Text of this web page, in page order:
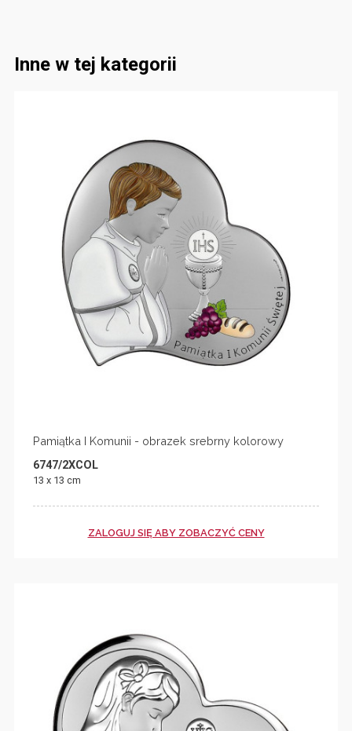
Inne w tej kategorii
Pamiątka I Komunii - obrazek srebrny kolorowy
6747/2XCOL
13 x 13 cm
ZALOGUJ SIĘ ABY ZOBACZYĆ CENY